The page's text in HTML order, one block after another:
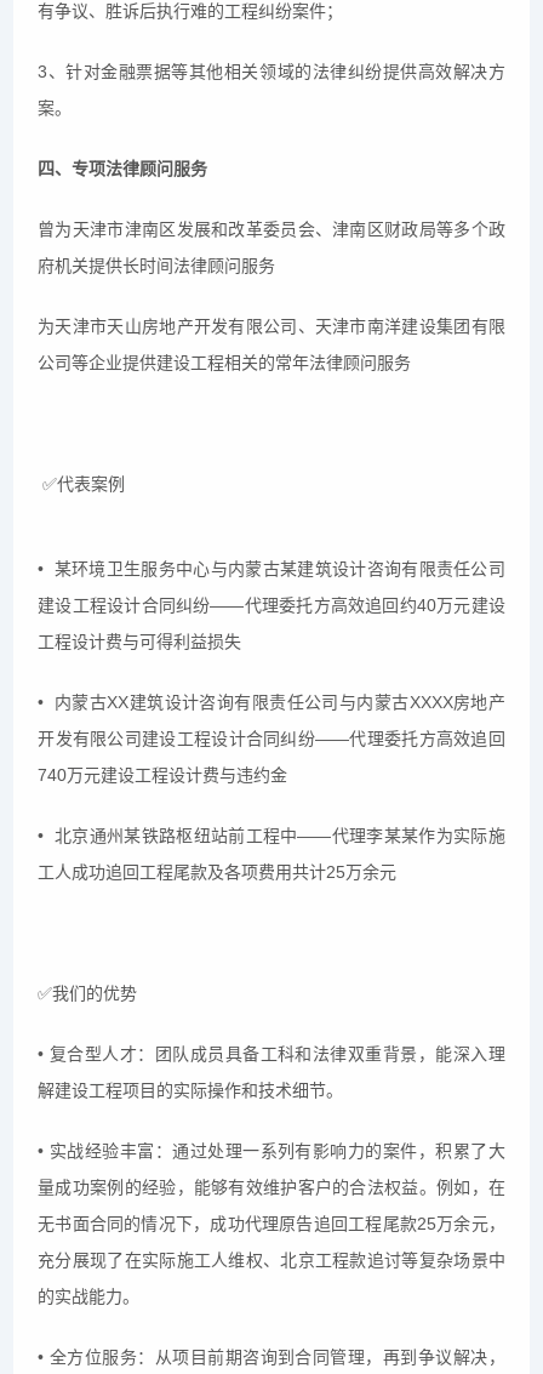
有争议、胜诉后执行难的工程纠纷案件；
3、针对金融票据等其他相关领域的法律纠纷提供高效解决方
案。
四、专项法律顾问服务
曾为天津市津南区发展和改革委员会、津南区财政局等多个政
府机关提供长时间法律顾问服务
为天津市天山房地产开发有限公司、天津市南洋建设集团有限
公司等企业提供建设工程相关的常年法律顾问服务
✅代表案例
• 某环境卫生服务中心与内蒙古某建筑设计咨询有限责任公司
建设工程设计合同纠纷——代理委托方高效追回约40万元建设
工程设计费与可得利益损失
• 内蒙古XX建筑设计咨询有限责任公司与内蒙古XXXX房地产
开发有限公司建设工程设计合同纠纷——代理委托方高效追回
740万元建设工程设计费与违约金
• 北京通州某铁路枢纽站前工程中——代理李某某作为实际施
工人成功追回工程尾款及各项费用共计25万余元
✅我们的优势
• 复合型人才：团队成员具备工科和法律双重背景，能深入理
解建设工程项目的实际操作和技术细节。
• 实战经验丰富：通过处理一系列有影响力的案件，积累了大
量成功案例的经验，能够有效维护客户的合法权益。例如，在
无书面合同的情况下，成功代理原告追回工程尾款25万余元，
充分展现了在实际施工人维权、北京工程款追讨等复杂场景中
的实战能力。
• 全方位服务：从项目前期咨询到合同管理，再到争议解决，